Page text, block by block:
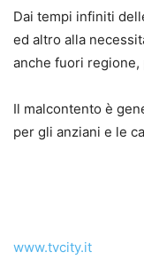
Dai tempi infiniti
ed altro alla
anche fuori regione,
Il malcontento è
per gli anziani e le
www.tvcity.it